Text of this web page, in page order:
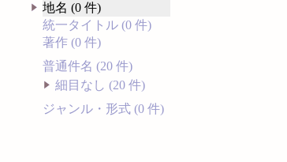
地名 (0 件)
統一タイトル (0 件)
著作 (0 件)
普通件名 (20 件)
細目なし (20 件)
ジャンル・形式 (0 件)